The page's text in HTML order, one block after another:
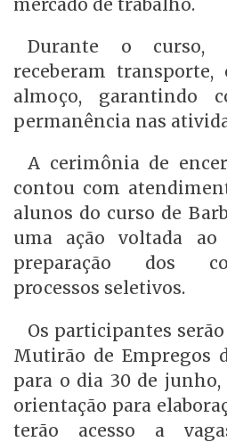
mercado de trabalho.
Durante o curso,
receberam
almoço, garantindo
permanência nas
A cerimônia de
contou com
alunos do curso de
uma ação voltada
preparação dos
processos seletivos.
Os participantes
Mutirão de Empregos
para o dia 30 de junho,
orientação para
terão acesso a